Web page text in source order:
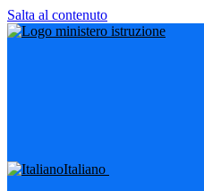
Salta al contenuto
Italiano